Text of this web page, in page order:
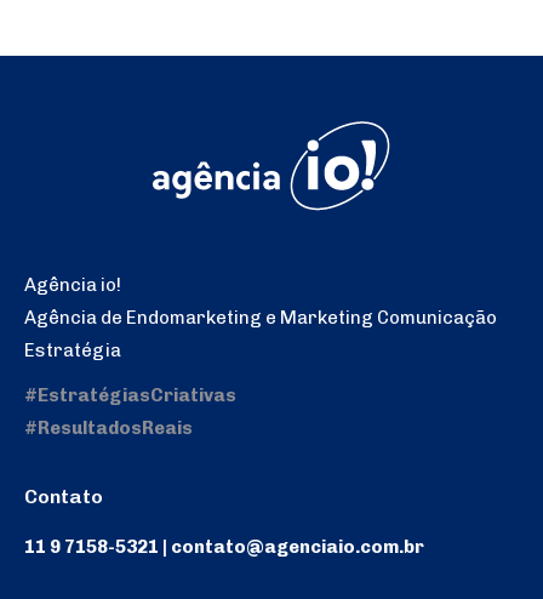
Agência io!
Agência de Endomarketing e Marketing Comunicação
Estratégia
#EstratégiasCriativas
#ResultadosReais
Contato
11 9 7158-5321 | contato@agenciaio.com.br